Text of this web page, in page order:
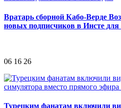
Вратарь сборной Кабо-Верде
новых подписчиков в Инсте
06 16 26
Турецким фанатам включили